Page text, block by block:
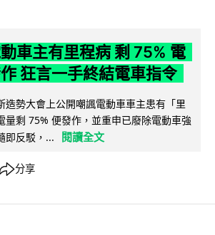
車主有里程病 剩 75% 電
狂言一手終結電車指令
造勢大會上公開嘲諷電動車車主患有「里
量剩 75% 便發作，並重申已廢除電動車強
即反駁，...
閱讀全文
分享